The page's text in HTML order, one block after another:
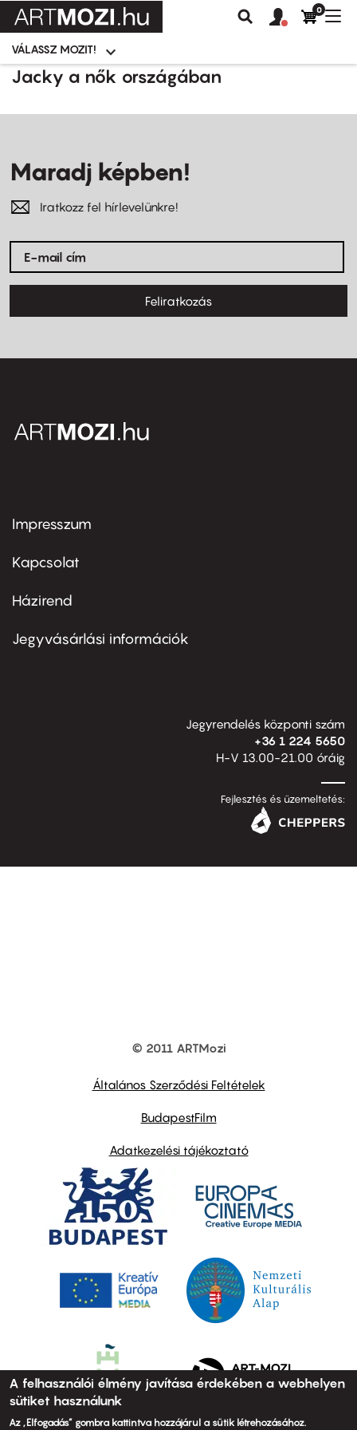
Ugrás
Moziválasztó
menü
VÁLASSZ MOZIT!
Keresés
Felhasználói
fiók
0
Jacky a nők országában
Maradj képben!
Iratkozz fel hírlevelünkre!
Feliratkozás
Footer
first
Impresszum
Kapcsolat
Footer
second
Házirend
Jegyvásárlási információk
Jegyrendelés központi szám
+36 1 224 5650
H-V 13.00-21.00 óráig
Fejlesztés és üzemeltetés:
© 2011 ARTMozi
Általános Szerződési Feltételek
BudapestFilm
Adatkezelési tájékoztató
A felhasználói élmény javítása érdekében a webhelyen
sütiket használunk
Az „Elfogadás” gombra kattintva hozzájárul a sütik létrehozásához.